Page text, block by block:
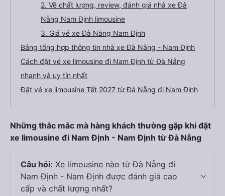
2. Về chất lượng, review, đánh giá nhà xe Đà
Nẵng Nam Định limousine
3. Giá vé xe Đà Nẵng Nam Định
Bảng tổng hợp thông tin nhà xe Đà Nẵng - Nam Định
Cách đặt vé xe limousine đi Nam Định từ Đà Nẵng
nhanh và uy tín nhất
Đặt vé xe limousine Tết 2027 từ Đà Nẵng đi Nam Định
Những thắc mắc mà hàng khách thường gặp khi đặt
xe limousine đi Nam Định - Nam Định từ Đà Nẵng
Câu hỏi: Xe limousine nào từ Đà Nẵng đi
Nam Định - Nam Định được đánh giá cao
cấp và chất lượng nhất?